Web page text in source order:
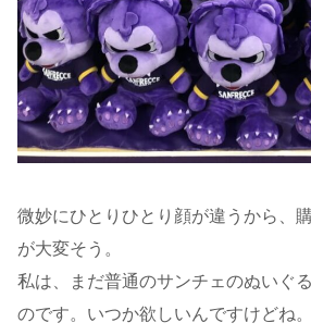
微妙にひとりひとり顔が違うから、
が大変そう。
私は、まだ普通のサンチェのぬいぐ
のです。いつか欲しいんですけどね。